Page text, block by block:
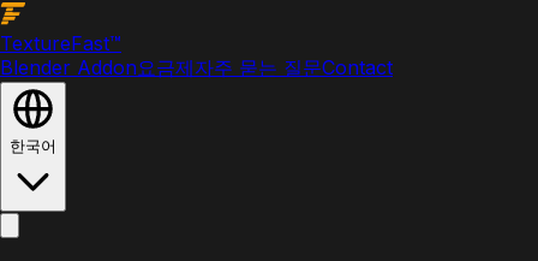
TextureFast™
Blender Addon요금제자주 묻는 질문Contact
한국어